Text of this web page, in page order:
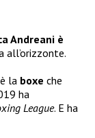
Andreani è
all’orizzonte.
la boxe che
ha
League. E ha